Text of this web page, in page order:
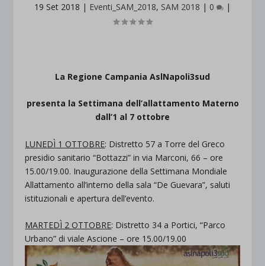
19 Set 2018 | Eventi_SAM_2018, SAM 2018 | 0 |
La Regione Campania AslNapoli3sud
presenta la Settimana dell’allattamento Materno
dall’1 al 7 ottobre
LUNEDÌ 1 OTTOBRE: Distretto 57 a Torre del Greco
presidio sanitario “Bottazzi” in via Marconi, 66 – ore
15.00/19.00. Inaugurazione della Settimana Mondiale
Allattamento all’interno della sala “De Guevara”, saluti
istituzionali e apertura dell’evento.
MARTEDÌ 2 OTTOBRE: Distretto 34 a Portici, “Parco
Urbano” di viale Ascione – ore 15.00/19.00